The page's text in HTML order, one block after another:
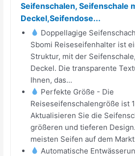
Seifenschalen, Seifenschale
Deckel,Seifendose...
Doppellagige
Sbomi Reiseseifenhalter ist
Struktur, mit der
Deckel. Die transparente
Ihnen, das...
Perfekte Größe - Die
Reiseseifenschalengröße ist
Aktualisieren Sie die
größeren und tieferen
meisten Seifen auf dem
Automatische